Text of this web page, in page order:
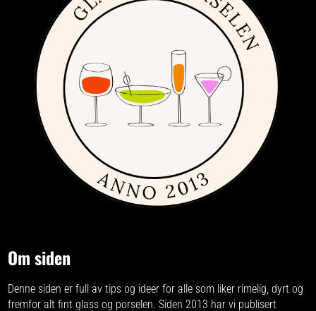
Om siden
Denne siden er full av tips og ideer for alle som liker rimelig, dyrt og
fremfor alt fint glass og porselen. Siden 2013 har vi publisert